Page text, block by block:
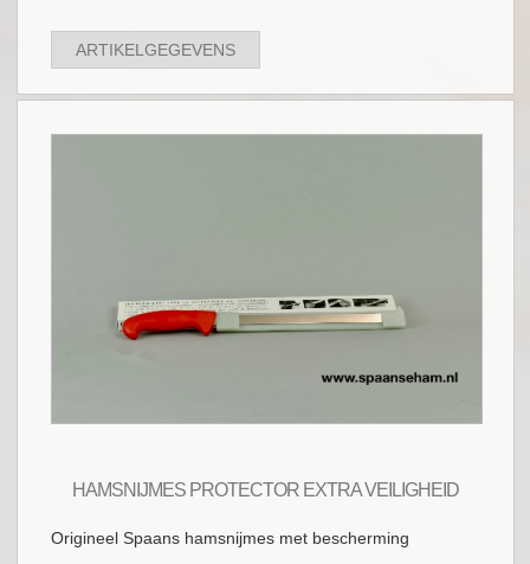
ARTIKELGEGEVENS
HAMSNIJMES PROTECTOR EXTRA VEILIGHEID
Origineel Spaans hamsnijmes met bescherming